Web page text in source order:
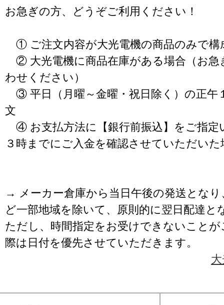
お急ぎの方、どうぞご利用ください！
① ご注文内容が大光電機の商品のみで構
② 大光電機に商品在庫がある場合（お急
わせください）
③ 平日（月曜～金曜・祝日除く）の正午
文
④ お支払方法に【銀行前振込】をご指定
３時までにご入金を確認させていただいた
→ メーカー倉庫から当日午後の発送となり
ど一部地域を除いて、原則的に翌日配達と
ただし、時間指定をお受けできないこと
際は日付を優先させていただきます。